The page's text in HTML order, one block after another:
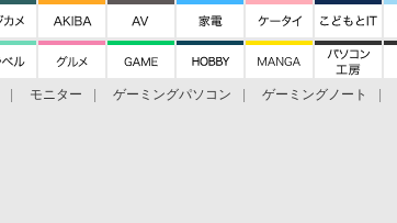
モニター ゲーミングパソコン ゲーミングノート